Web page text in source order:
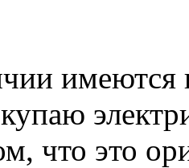
имеются
что это